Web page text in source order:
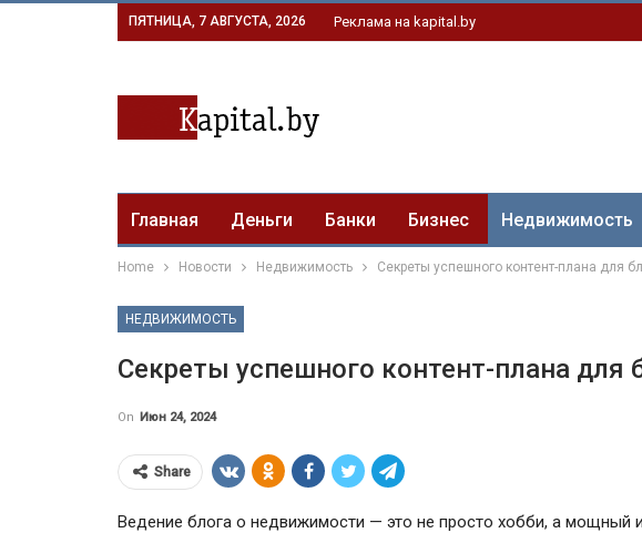
ПЯТНИЦА, 7 АВГУСТА, 2026 Реклама на kapital.by
Главная Деньги Банки Бизнес Недвижимость
Home Новости Недвижимость Секреты успешного контент-плана для
НЕДВИЖИМОСТЬ
Секреты успешного контент-плана для
On Июн 24, 2024
Share
Ведение блога о недвижимости — это не просто хобби, а мощный